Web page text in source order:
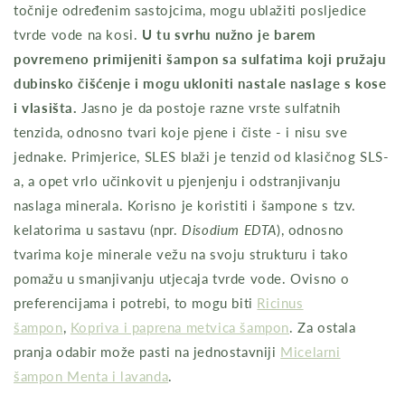
točnije određenim sastojcima, mogu ublažiti posljedice
tvrde vode na kosi. U tu svrhu nužno je barem
povremeno primijeniti šampon sa sulfatima koji pružaju
dubinsko čišćenje i mogu ukloniti nastale naslage s kose
i vlasišta. Jasno je da postoje razne vrste sulfatnih
tenzida, odnosno tvari koje pjene i čiste - i nisu sve
jednake. Primjerice, SLES blaži je tenzid od klasičnog SLS-
a, a opet vrlo učinkovit u pjenjenju i odstranjivanju
naslaga minerala. Korisno je koristiti i šampone s tzv.
kelatorima u sastavu (npr. Disodium EDTA), odnosno
tvarima koje minerale vežu na svoju strukturu i tako
pomažu u smanjivanju utjecaja tvrde vode. Ovisno o
preferencijama i potrebi, to mogu biti Ricinus
šampon, Kopriva i paprena metvica šampon. Za ostala
pranja odabir može pasti na jednostavniji Micelarni
šampon Menta i lavanda.